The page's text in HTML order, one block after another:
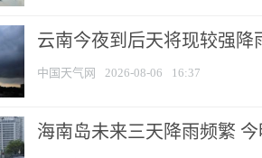
云南今夜到后天将现较强降
中国天气网 2026-08-06 16:37
海南岛未来三天降雨频繁